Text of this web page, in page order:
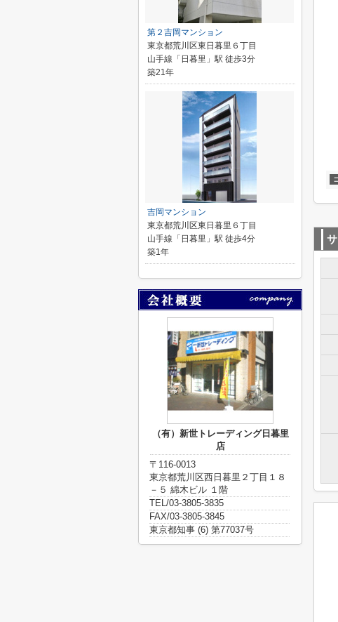
第２吉岡マンション
東京都荒川区東日暮里６丁目
山手線「日暮里」駅 徒歩3分
築21年
吉岡マンション
東京都荒川区東日暮里６丁目
山手線「日暮里」駅 徒歩4分
築1年
（有）新世トレーディング日暮里
店
〒116-0013
東京都荒川区西日暮里２丁目１８
－５ 綿木ビル １階
TEL/03-3805-3835
FAX/03-3805-3845
東京都知事 (6) 第77037号